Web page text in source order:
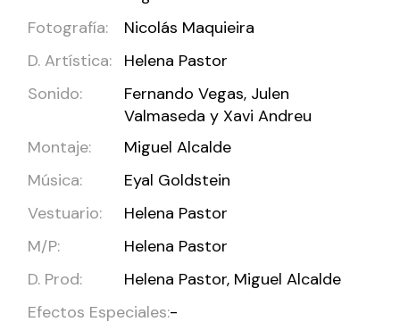
Fotografía:
Nicolás Maquieira
D. Artística:
Helena Pastor
Sonido:
Fernando Vegas, Julen
Valmaseda y Xavi Andreu
Montaje:
Miguel Alcalde
Música:
Eyal Goldstein
Vestuario:
Helena Pastor
M/P:
Helena Pastor
D. Prod:
Helena Pastor, Miguel Alcalde
Efectos Especiales:-